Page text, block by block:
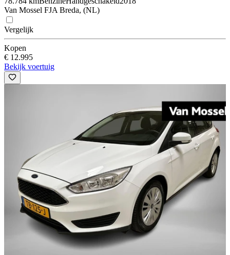
Van Mossel FJA Breda, (NL)
Vergelijk
Kopen
€ 12.995
Bekijk voertuig